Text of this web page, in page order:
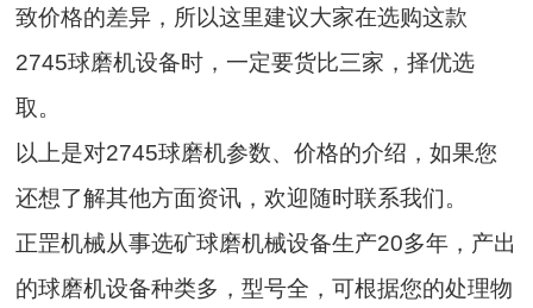
致价格的差异，所以这里建议大家在选购这款
2745球磨机设备时，一定要货比三家，择优选
取。
以上是对2745球磨机参数、价格的介绍，如果您
还想了解其他方面资讯，欢迎随时联系我们。
正罡机械从事选矿球磨机械设备生产20多年，产出
的球磨机设备种类多，型号全，可根据您的处理物